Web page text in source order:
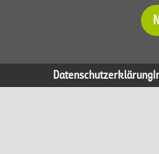
Datenschutzerklärung